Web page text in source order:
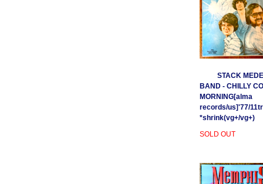
STACK
BAND - CHILLY
MORNING[alma
records/us]'77/
*shrink(vg+/vg+)
SOLD OUT